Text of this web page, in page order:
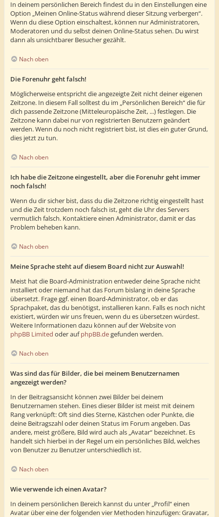
In deinem persönlichen Bereich findest du in den Einstellungen eine
Option „Meinen Online-Status während dieser Sitzung verbergen“.
Wenn du diese Option einschaltest, können nur Administratoren,
Moderatoren und du selbst deinen Online-Status sehen. Du wirst
dann als unsichtbarer Besucher gezählt.
Nach oben
Die Forenuhr geht falsch!
Möglicherweise entspricht die angezeigte Zeit nicht deiner eigenen
Zeitzone. In diesem Fall solltest du im „Persönlichen Bereich“ die für
dich passende Zeitzone (Mitteleuropäische Zeit, ...) festlegen. Die
Zeitzone kann dabei nur von registrierten Benutzern geändert
werden. Wenn du noch nicht registriert bist, ist dies ein guter Grund,
dies jetzt zu tun.
Nach oben
Ich habe die Zeitzone eingestellt, aber die Forenuhr geht immer
noch falsch!
Wenn du dir sicher bist, dass du die Zeitzone richtig eingestellt hast
und die Zeit trotzdem noch falsch ist, geht die Uhr des Servers
vermutlich falsch. Kontaktiere einen Administrator, damit er das
Problem beheben kann.
Nach oben
Meine Sprache steht auf diesem Board nicht zur Auswahl!
Meist hat die Board-Administration entweder deine Sprache nicht
installiert oder niemand hat das Forum bislang in deine Sprache
übersetzt. Frage ggf. einen Board-Administrator, ob er das
Sprachpaket, das du benötigst, installieren kann. Falls es noch nicht
existiert, würden wir uns freuen, wenn du es übersetzen würdest.
Weitere Informationen dazu können auf der Website von
phpBB Limited oder aufphpBB.degefunden werden.
Nach oben
Was sind das für Bilder, die bei meinem Benutzernamen
angezeigt werden?
In der Beitragsansicht können zwei Bilder bei deinem
Benutzernamen stehen. Eines dieser Bilder ist meist mit deinem
Rang verknüpft: Oft sind dies Sterne, Kästchen oder Punkte, die
deine Beitragszahl oder deinen Status im Forum angeben. Das
andere, meist größere, Bild wird auch als „Avatar“ bezeichnet. Es
handelt sich hierbei in der Regel um ein persönliches Bild, welches
von Benutzer zu Benutzer unterschiedlich ist.
Nach oben
Wie verwende ich einen Avatar?
In deinem persönlichen Bereich kannst du unter „Profil“ einen
Avatar über eine der folgenden vier Methoden hinzufügen: Gravatar,